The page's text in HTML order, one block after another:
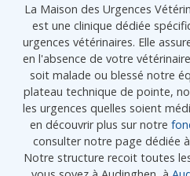
La Maison des Urgences
est une clinique dédiée
urgences vétérinaires. Elle
en l'absence de votre
soit malade ou blessé notre
plateau technique de pointe,
les urgences quelles soient
en découvrir plus sur notre
consulter notre page dédiée
Notre structure recoit toutes